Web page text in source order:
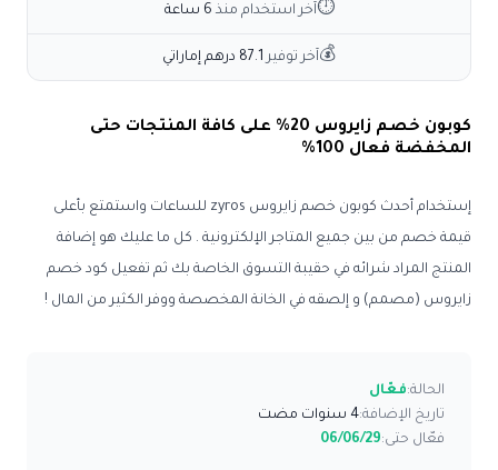
⏱آخر استخدام منذ 6 ساعة
💰آخر توفير 87.1 درهم إماراتي
كوبون خصم زايروس 20% على كافة المنتجات حتى
المخفضة فعال 100%
إستخدام أحدث كوبون خصم زايروس zyros للساعات واستمتع بأعلى
قيمة خصم من بين جميع المتاجر الإلكترونية . كل ما عليك هو إضافة
المنتج المراد شرائه في حقيبة التسوق الخاصة بك ثم تفعيل كود خصم
زايروس (مصمم) و إلصقه في الخانة المخصصة ووفر الكثير من المال !
الحالة:فعّال
تاريخ الإضافة:4 سنوات مضت
فعّال حتى:06/06/29